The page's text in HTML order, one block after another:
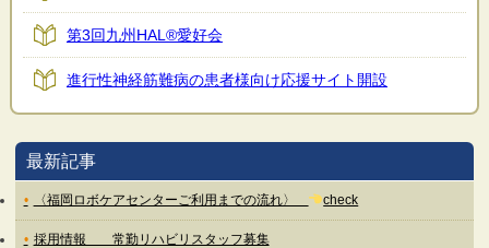
第3回九州HAL®愛好会
進行性神経筋難病の患者様向け応援サイト開設
最新記事
〈福岡ロボケアセンターご利用までの流れ〉 check
採用情報 常勤リハビリスタッフ募集